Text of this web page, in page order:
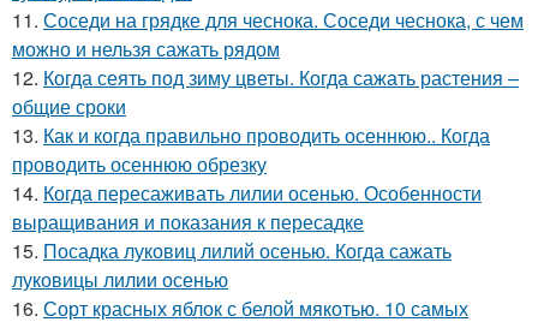
11. Соседи на грядке для чеснока. Соседи чеснока, с чем
можно и нельзя сажать рядом
12. Когда сеять под зиму цветы. Когда сажать растения –
общие сроки
13. Как и когда правильно проводить осеннюю.. Когда
проводить осеннюю обрезку
14. Когда пересаживать лилии осенью. Особенности
выращивания и показания к пересадке
15. Посадка луковиц лилий осенью. Когда сажать
луковицы лилии осенью
16. Сорт красных яблок с белой мякотью. 10 самых